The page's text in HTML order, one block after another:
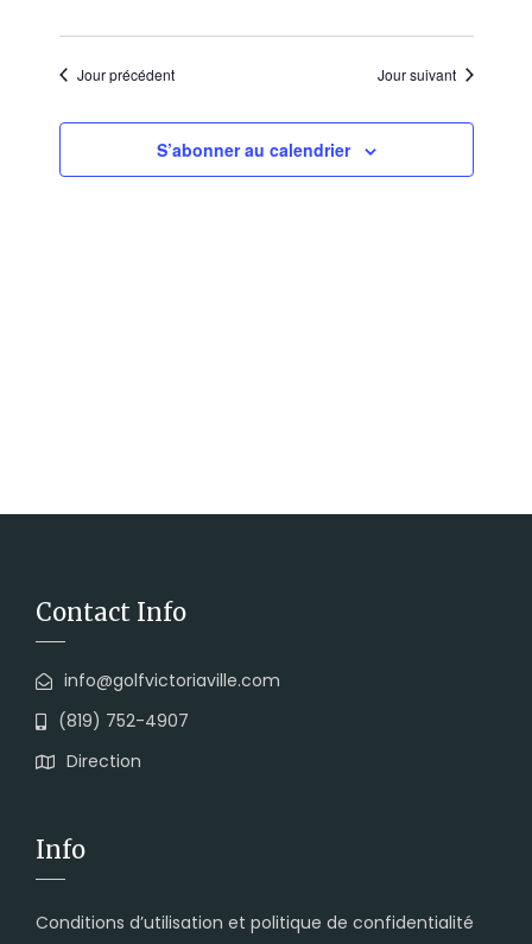
Jour précédent Jour suivant
S’abonner au calendrier
Contact Info
info@golfvictoriaville.com
(819) 752-4907
Direction
Info
Conditions d’utilisation et politique de confidentialité